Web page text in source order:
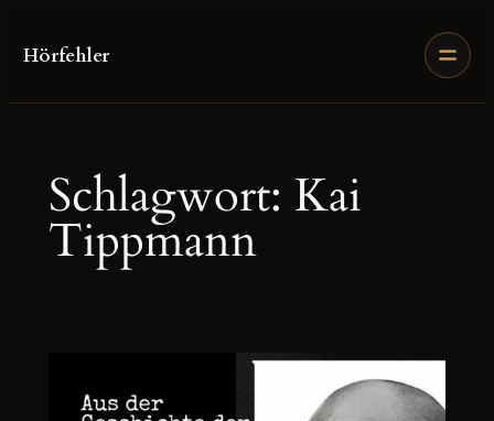
Inhalt
Hörfehler
Schlagwort: Kai
Tippmann